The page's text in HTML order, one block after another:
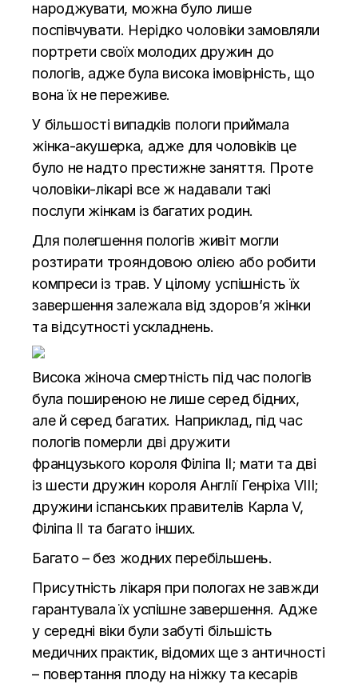
народжувати, можна було лише
поспівчувати. Нерідко чоловіки замовляли
портрети своїх молодих дружин до
пологів, адже була висока імовірність, що
вона їх не переживе.
У більшості випадків пологи приймала
жінка-акушерка, адже для чоловіків це
було не надто престижне заняття. Проте
чоловіки-лікарі все ж надавали такі
послуги жінкам із багатих родин.
Для полегшення пологів живіт могли
розтирати трояндовою олією або робити
компреси із трав. У цілому успішність їх
завершення залежала від здоров’я жінки
та відсутності ускладнень.
Висока жіноча смертність під час пологів
була поширеною не лише серед бідних,
але й серед багатих. Наприклад, під час
пологів померли дві дружити
французького короля Філіпа ІІ; мати та дві
із шести дружин короля Англії Генріха VIII;
дружини іспанських правителів Карла V,
Філіпа ІІ та багато інших.
Багато – без жодних перебільшень.
Присутність лікаря при пологах не завжди
гарантувала їх успішне завершення. Адже
у середні віки були забуті більшість
медичних практик, відомих ще з античності
– повертання плоду на ніжку та кесарів